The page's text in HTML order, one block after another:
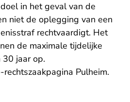
in het geval van de
niet de oplegging van een
rechtvaardigt. Het
de maximale tijdelijke
jaar op.
Pulheim.